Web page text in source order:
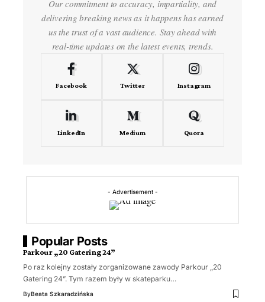
Our commitment to accuracy, impartiality, and
delivering breaking news as it happens has earned
us the trust of a vast audience. Stay ahead with
real-time updates on the latest events, trends.
Facebook Twitter Instagram
LinkedIn Medium Quora
- Advertisement -
Popular Posts
Parkour „20 Gatering 24”
Po raz kolejny zostały zorganizowane zawody Parkour „20
Gatering 24”. Tym razem były w skateparku…
ByBeata Szkaradzińska